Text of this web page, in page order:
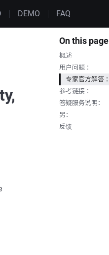
DEMO FAQ
On this page
概述
用户问题 ：
专家官方解答 ：
参考链接 ：
答疑服务说明：
另：
反馈